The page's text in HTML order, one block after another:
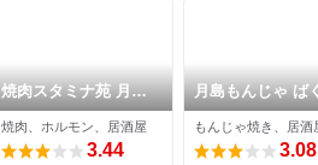
焼肉スタミナ苑 月島
店
焼肉、ホルモン、居酒屋
3.44
月島もんじゃ ば
ん
3.08